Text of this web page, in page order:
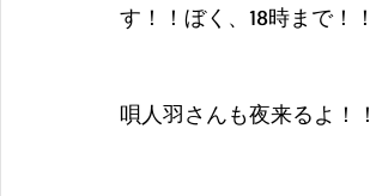
す！！ぼく、18時まで！！
唄人羽さんも夜来るよ！！